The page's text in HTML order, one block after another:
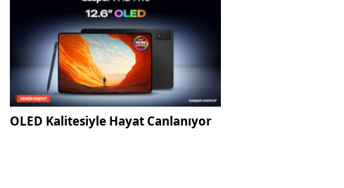
OLED Kalitesiyle Hayat Canlanıyor